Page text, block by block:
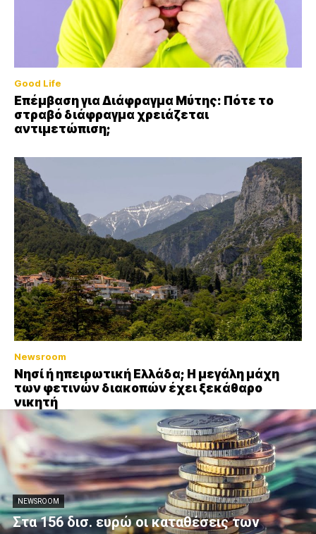
Good Life
Επέμβαση για Διάφραγμα Μύτης: Πότε το
στραβό διάφραγμα χρειάζεται
αντιμετώπιση;
Newsroom
Νησί ή ηπειρωτική Ελλάδα; Η μεγάλη μάχη
των φετινών διακοπών έχει ξεκάθαρο
νικητή
NEWSROOM
Στα 156 δισ. ευρώ οι καταθέσεις των